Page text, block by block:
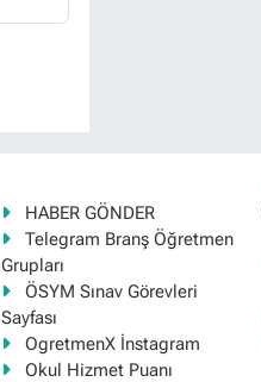
HABER GÖNDER
Telegram Branş Öğretmen
Grupları
ÖSYM Sınav Görevleri
Sayfası
OgretmenX İnstagram
Okul Hizmet Puanı